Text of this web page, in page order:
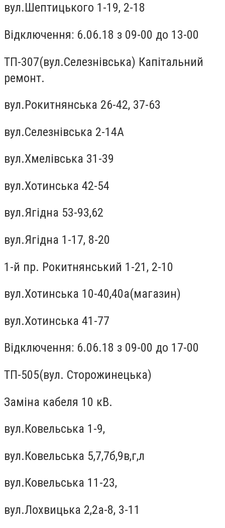
вул.Шептицького 1-19, 2-18
Відключення: 6.06.18 з 09-00 до 13-00
ТП-307(вул.Селезнiвська) Капітальний
ремонт.
вул.Рокитнянська 26-42, 37-63
вул.Селезнiвська 2-14А
вул.Хмелiвська 31-39
вул.Хотинська 42-54
вул.Ягiдна 53-93,62
вул.Ягiдна 1-17, 8-20
1-й пр. Рокитнянський 1-21, 2-10
вул.Хотинська 10-40,40а(магазин)
вул.Хотинська 41-77
Відключення: 6.06.18 з 09-00 до 17-00
ТП-505(вул. Сторожинецька)
Заміна кабеля 10 кВ.
вул.Ковельська 1-9,
вул.Ковельська 5,7,7б,9в,г,л
вул.Ковельська 11-23,
вул.Лохвицька 2,2а-8, 3-11